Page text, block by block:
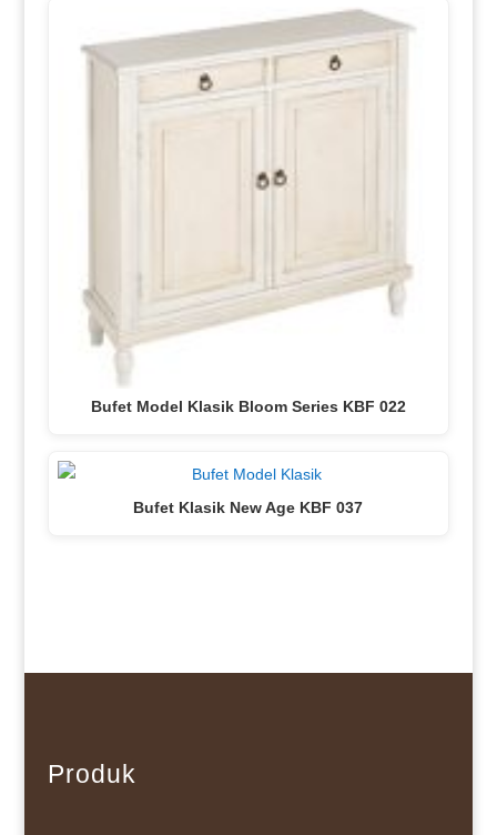
Bufet Model Klasik Bloom Series KBF 022
Bufet Klasik New Age KBF 037
Produk